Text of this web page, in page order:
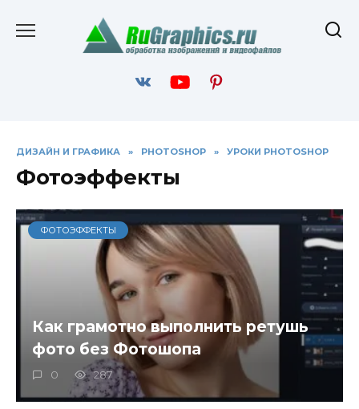
содержанию
ДИЗАЙН И ГРАФИКА » PHOTOSHOP » УРОКИ PHOTOSHOP
Фотоэффекты
ФОТОЭФФЕКТЫ
Как грамотно выполнить ретушь
фото без Фотошопа
0 287